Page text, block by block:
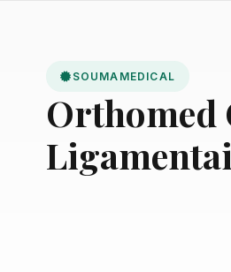
SOUMAMEDICAL
Orthomed